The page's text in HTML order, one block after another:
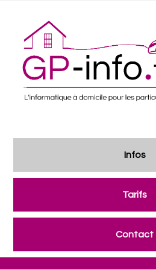
Infos
Tarifs
Contact